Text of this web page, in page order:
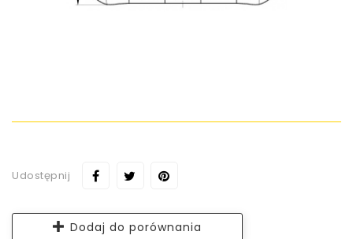
Udostępnij
Dodaj do porównania